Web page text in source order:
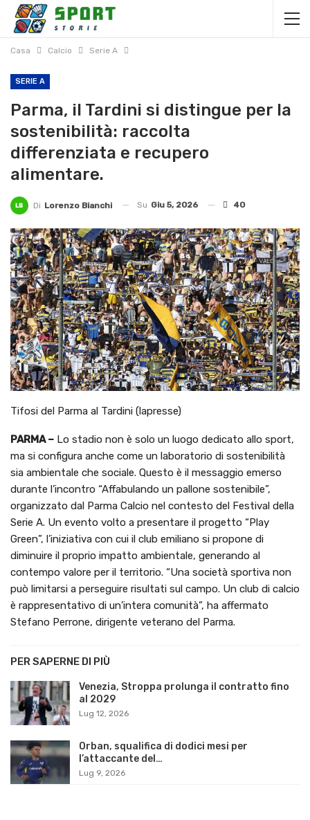
Casa Calcio Serie A
SERIE A
Parma, il Tardini si distingue per la
sostenibilità: raccolta
differenziata e recupero
alimentare.
Di Lorenzo Bianchi Su Giu 5, 2026 40
Tifosi del Parma al Tardini (lapresse)
PARMA – Lo stadio non è solo un luogo dedicato allo sport,
ma si configura anche come un laboratorio di sostenibilità
sia ambientale che sociale. Questo è il messaggio emerso
durante l’incontro “Affabulando un pallone sostenibile”,
organizzato dal Parma Calcio nel contesto del Festival della
Serie A. Un evento volto a presentare il progetto “Play
Green”, l’iniziativa con cui il club emiliano si propone di
diminuire il proprio impatto ambientale, generando al
contempo valore per il territorio. “Una società sportiva non
può limitarsi a perseguire risultati sul campo. Un club di calcio
è rappresentativo di un’intera comunità”, ha affermato
Stefano Perrone, dirigente veterano del Parma.
PER SAPERNE DI PIÙ
Venezia, Stroppa prolunga il contratto fino
al 2029
Lug 12, 2026
Orban, squalifica di dodici mesi per
l’attaccante del…
Lug 9, 2026